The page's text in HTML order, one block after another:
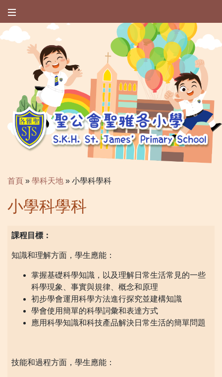
首頁 » 學科天地 » 小學科學科
小學科學科
課程目標：
知識和理解方面，學生應能：
掌握基礎科學知識，以及理解日常生活常見的一些
科學現象、事實與規律、概念和原理
初步學會運用科學方法進行探究並建構知識
學會使用簡單的科學詞彙和表達方式
應用科學知識和科技產品解決日常生活的簡單問題
技能和過程方面，學生應能：